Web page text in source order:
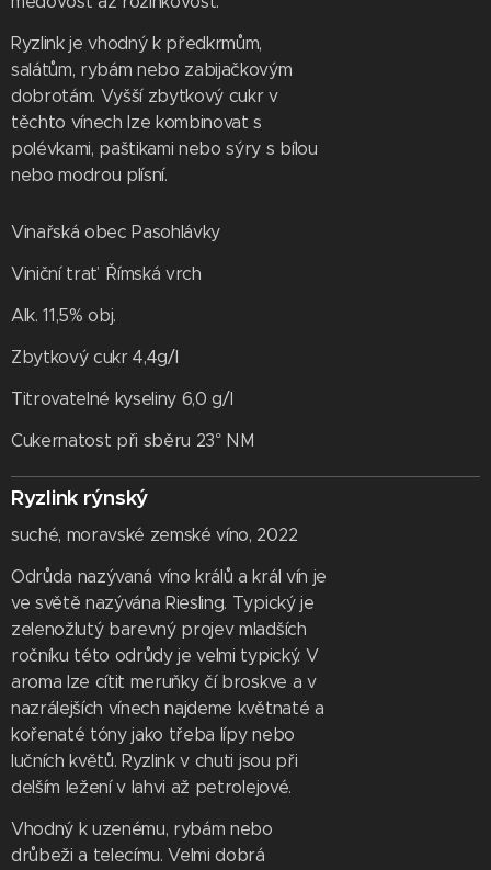
Ryzlink je vhodný k předkrmům,
salátům, rybám nebo zabijačkovým
dobrotám. Vyšší zbytkový cukr v
těchto vínech lze kombinovat s
polévkami, paštikami nebo sýry s bílou
nebo modrou plísní.
Vinařská obec Pasohlávky
Viniční trať Římská vrch
Alk. 11,5% obj.
Zbytkový cukr 4,4g/l
Titrovatelné kyseliny 6,0 g/l
Cukernatost při sběru 23° NM
Ryzlink rýnský
suché, moravské zemské víno, 2022
Odrůda nazývaná víno králů a král vín je
ve světě nazývána Riesling. Typický je
zelenožlutý barevný projev mladších
ročníku této odrůdy je velmi typický. V
aroma lze cítit meruňky čí broskve a v
nazrálejších vínech najdeme květnaté a
kořenaté tóny jako třeba lípy nebo
lučních květů. Ryzlink v chuti jsou při
delším ležení v lahvi až petrolejové.
Vhodný k uzenému, rybám nebo
drůbeži a telecímu. Velmi dobrá